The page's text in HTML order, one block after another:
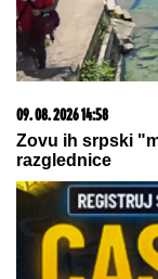
09. 07. 2026 09:20
Komfor po meri
banke